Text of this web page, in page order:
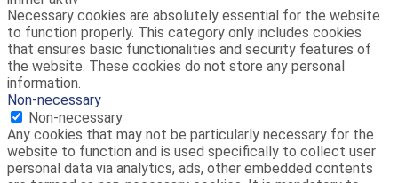
Necessary cookies are absolutely essential for the website
to function properly. This category only includes cookies
that ensures basic functionalities and security features of
the website. These cookies do not store any personal
information.
Non-necessary
Non-necessary
Any cookies that may not be particularly necessary for the
website to function and is used specifically to collect user
personal data via analytics, ads, other embedded contents